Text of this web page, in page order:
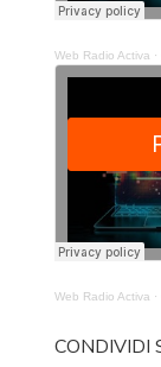
Web Radio Activa ·
Web Radio Activa ·